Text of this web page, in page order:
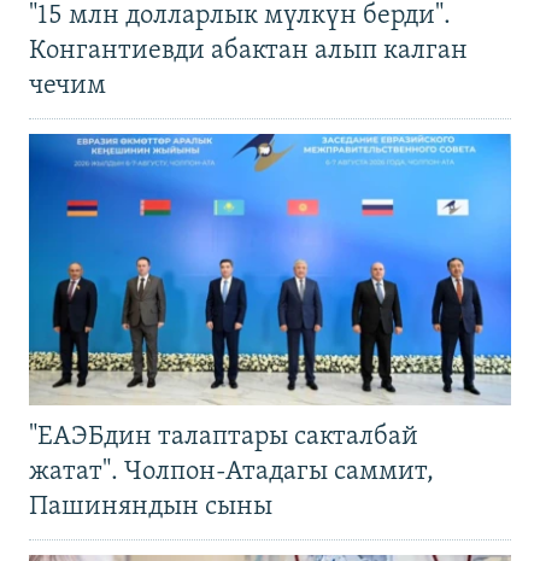
"15 млн долларлык мүлкүн берди".
Конгантиевди абактан алып калган
чечим
"ЕАЭБдин талаптары сакталбай
жатат". Чолпон-Атадагы саммит,
Пашиняндын сыны